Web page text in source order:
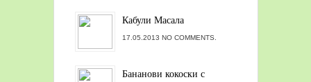
Кабули Масала
17.05.2013 NO COMMENTS.
Бананови кокоски с